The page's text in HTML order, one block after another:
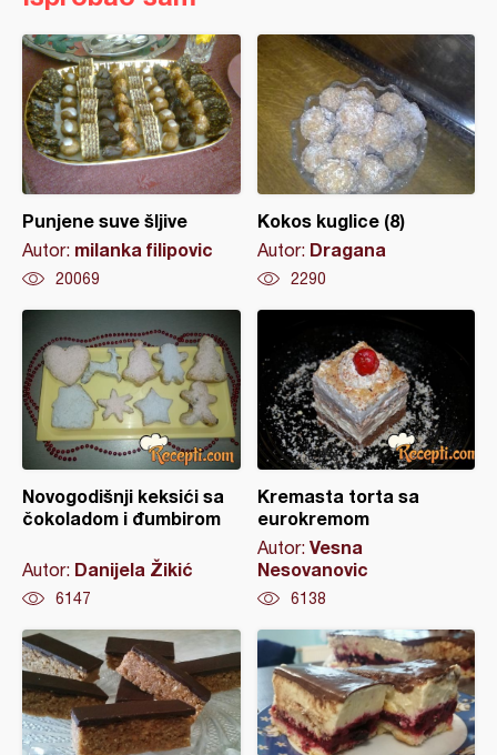
Punjene suve šljive
Autor: milanka filipovic
20069
Kokos kuglice (8)
Autor: Dragana
2290
Novogodišnji keksići sa
čokoladom i đumbirom
Autor: Danijela Žikić
6147
Kremasta torta sa
eurokremom
Autor: Vesna
Nesovanovic
6138